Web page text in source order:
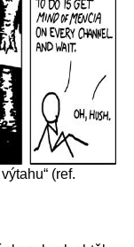
(ref.